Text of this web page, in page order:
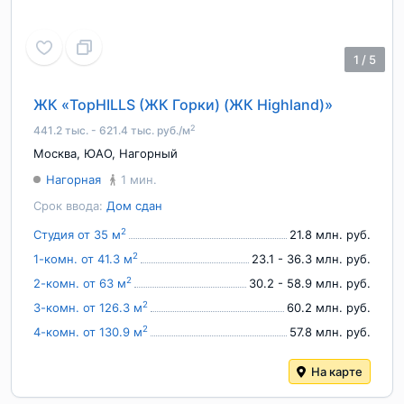
1 / 5
ЖК «TopHILLS (ЖК Горки) (ЖК Highland)»
441.2 тыс. - 621.4 тыс. руб./м2
Москва, ЮАО, Нагорный
Срок ввода: Дом сдан
Нагорная 1 мин.
Студия от 35 м2
21.8 млн. руб.
1-комн. от 41.3 м2
23.1 - 36.3 млн. руб.
2-комн. от 63 м2
30.2 - 58.9 млн. руб.
3-комн. от 126.3 м2
60.2 млн. руб.
4-комн. от 130.9 м2 57.8 млн. руб.
На карте